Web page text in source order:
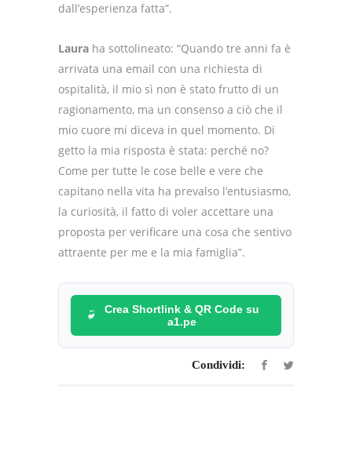
dall’esperienza fatta”.
Laura ha sottolineato: “Quando tre anni fa è
arrivata una email con una richiesta di
ospitalità, il mio sì non è stato frutto di un
ragionamento, ma un consenso a ciò che il
mio cuore mi diceva in quel momento. Di
getto la mia risposta è stata: perché no?
Come per tutte le cose belle e vere che
capitano nella vita ha prevalso l’entusiasmo,
la curiosità, il fatto di voler accettare una
proposta per verificare una cosa che sentivo
attraente per me e la mia famiglia”.
Crea Shortlink & QR Code su
a1.pe
Condividi: